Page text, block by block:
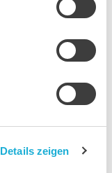
Details zeigen